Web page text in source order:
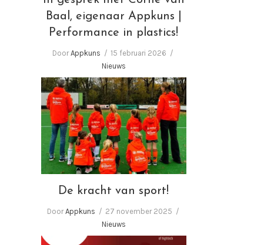
Baal, eigenaar Appkuns |
Performance in plastics!
DoorAppkuns
15 februari 2026
Nieuws
De kracht van sport!
De kracht van sport!
DoorAppkuns
27 november 2025
Nieuws